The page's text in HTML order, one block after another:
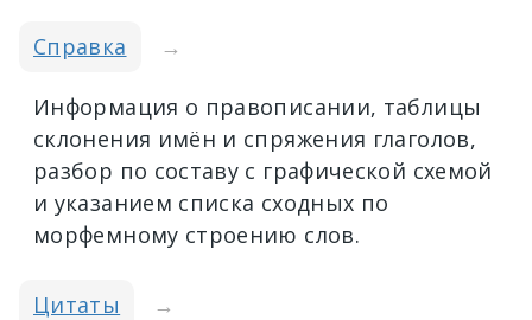
Справка →
Информация о правописании, таблицы
склонения имён и спряжения глаголов,
разбор по составу с графической схемой
и указанием списка сходных по
морфемному строению слов.
Цитаты →